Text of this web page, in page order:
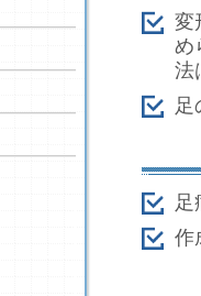
変
め
法
足
足
作